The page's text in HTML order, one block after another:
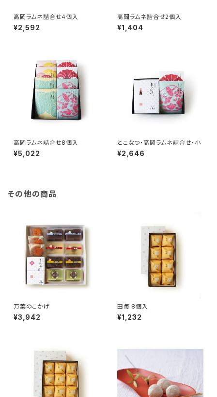
高岡ラムネ詰合せ4個入
¥2,592
高岡ラムネ詰合せ2個入
¥1,404
高岡ラムネ詰合せ8個入
¥5,022
とこなつ・高岡ラムネ詰合せ・小
¥2,646
その他の商品
万葉のこかげ
¥3,942
田毎 8個入
¥1,232